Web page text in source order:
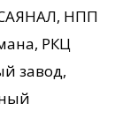
НПП
РКЦ
завод,